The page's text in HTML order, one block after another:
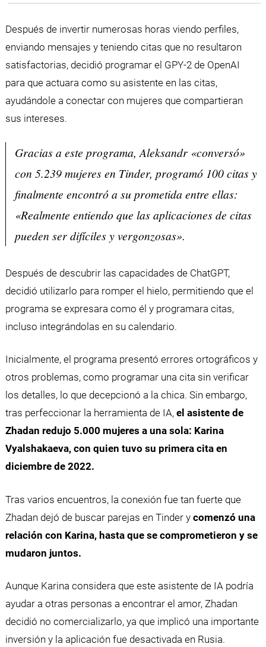
Después de invertir numerosas horas viendo perfiles,
enviando mensajes y teniendo citas que no resultaron
satisfactorias, decidió programar el GPY-2 de OpenAI
para que actuara como su asistente en las citas,
ayudándole a conectar con mujeres que compartieran
sus intereses.
Gracias a este programa, Aleksandr «conversó»
con 5.239 mujeres en Tinder, programó 100 citas y
finalmente encontró a su prometida entre ellas:
«Realmente entiendo que las aplicaciones de citas
pueden ser difíciles y vergonzosas».
Después de descubrir las capacidades de ChatGPT,
decidió utilizarlo para romper el hielo, permitiendo que el
programa se expresara como él y programara citas,
incluso integrándolas en su calendario.
Inicialmente, el programa presentó errores ortográficos y
otros problemas, como programar una cita sin verificar
los detalles, lo que decepcionó a la chica. Sin embargo,
tras perfeccionar la herramienta de IA, el asistente de
Zhadan redujo 5.000 mujeres a una sola: Karina
Vyalshakaeva, con quien tuvo su primera cita en
diciembre de 2022.
Tras varios encuentros, la conexión fue tan fuerte que
Zhadan dejó de buscar parejas en Tinder y comenzó una
relación con Karina, hasta que se comprometieron y se
mudaron juntos.
Aunque Karina considera que este asistente de IA podría
ayudar a otras personas a encontrar el amor, Zhadan
decidió no comercializarlo, ya que implicó una importante
inversión y la aplicación fue desactivada en Rusia.